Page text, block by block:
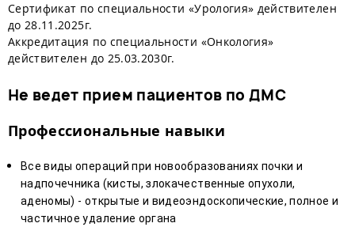
Сертификат по специальности «Урология» действителен
до 28.11.2025г.
Аккредитация по специальности «Онкология»
действителен до 25.03.2030г.
Не ведет прием пациентов по ДМС
Профессиональные навыки
Все виды операций при новообразованиях почки и
надпочечника (кисты, злокачественные опухоли,
аденомы) - открытые и видеоэндоскопические, полное и
частичное удаление органа